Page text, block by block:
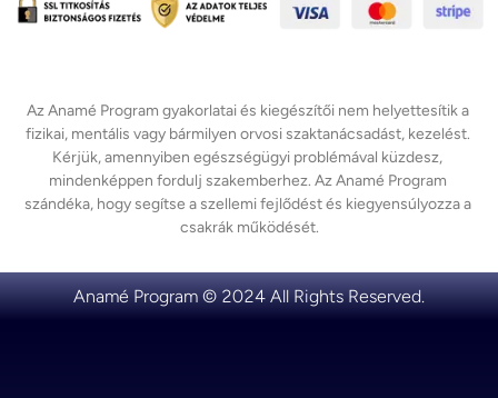
Az Anamé Program gyakorlatai és kiegészítői nem helyettesítik a
fizikai, mentális vagy bármilyen orvosi szaktanácsadást, kezelést.
Kérjük, amennyiben egészségügyi problémával küzdesz,
mindenképpen fordulj szakemberhez. Az Anamé Program
szándéka, hogy segítse a szellemi fejlődést és kiegyensúlyozza a
Anamé Program © 2024 All Rights Reserved.